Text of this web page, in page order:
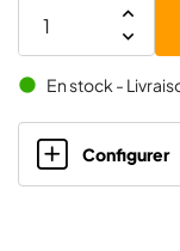
brightness_1 En stock -
Configurer